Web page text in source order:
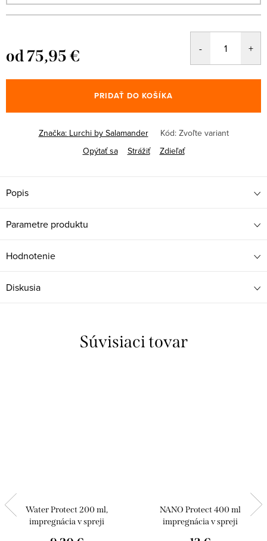
od75,95 €
cena:
PRIDAŤ DO KOŠÍKA
Značka: Lurchi by Salamander Kód: Zvoľte variant
Opýtať sa
Strážiť Zdieľať
Popis
Parametre produktu
Hodnotenie
Diskusia
Súvisiaci tovar
Water Protect 200 ml,
impregnácia v spreji
NANO Protect 400 ml
impregnácia v spreji